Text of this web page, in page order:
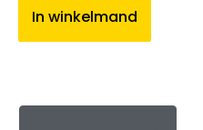
In winkelmand